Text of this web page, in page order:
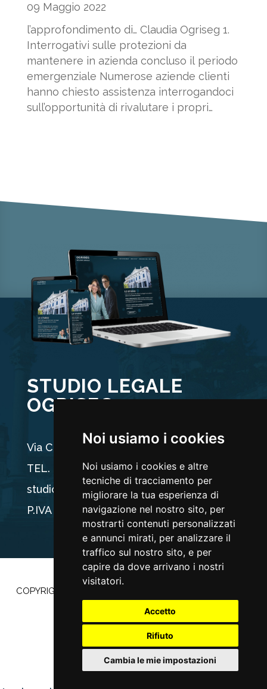
Noi usiamo i cookies
Noi usiamo i cookies e altre
tecniche di tracciamento per
migliorare la tua esperienza di
navigazione nel nostro sito, per
mostrarti contenuti personalizzati
e annunci mirati, per analizzare il
traffico sul nostro sito, e per
capire da dove arrivano i nostri
visitatori.
Accetto
Rifiuto
Cambia le mie impostazioni
09 Maggio 2022
l’approfondimento di… Claudia Ogriseg 1.
Interrogativi sulle protezioni da
mantenere in azienda concluso il periodo
emergenziale Numerose aziende clienti
hanno chiesto assistenza interrogandoci
sull’opportunità di rivalutare i propri
STUDIO LEGALE
OGRISEG
Via Carducci 44, 33100 Udine
TEL. +39 0432 512704
studio@ogriseg.legal
P.IVA 02590960304
COPYRIGHT ©2022 |
ETEC MINDS